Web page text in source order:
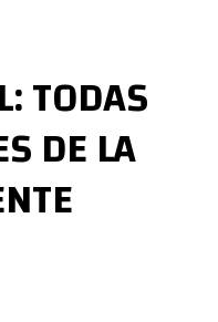
TODAS
DE LA